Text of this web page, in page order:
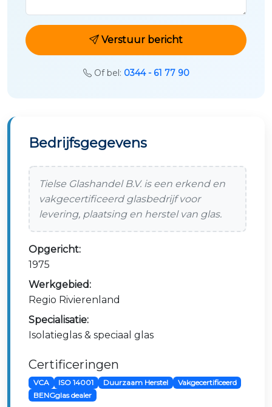
Verstuur bericht
Of bel: 0344 - 61 77 90
Bedrijfsgegevens
Tielse Glashandel B.V. is een erkend en
vakgecertificeerd glasbedrijf voor
levering, plaatsing en herstel van glas.
Opgericht:
1975
Werkgebied:
Regio Rivierenland
Specialisatie:
Isolatieglas & speciaal glas
Certificeringen
VCA ISO 14001 Duurzaam Herstel
Vakgecertificeerd
BENGglas dealer